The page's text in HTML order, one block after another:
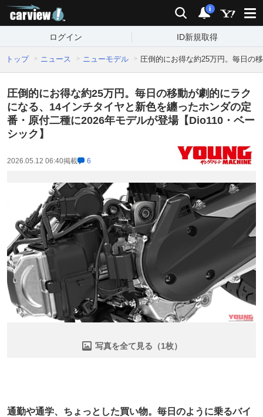
検索 通知
i
ログイン ID新規取得
トップ ニュース ニューモデル 圧倒的にお得な約25万円。毎日の
圧倒的にお得な約25万円。毎日の移動が劇的にラク
になる、14インチタイヤと新色を纏ったホンダの定
番・原付二種に2026年モデルが登場【Dio110・ベー
シック】
2026.05.12 06:40掲載 6
写真を全て見る（1枚）
通勤や通学、ちょっとした買い物。毎日のように乗るバイ